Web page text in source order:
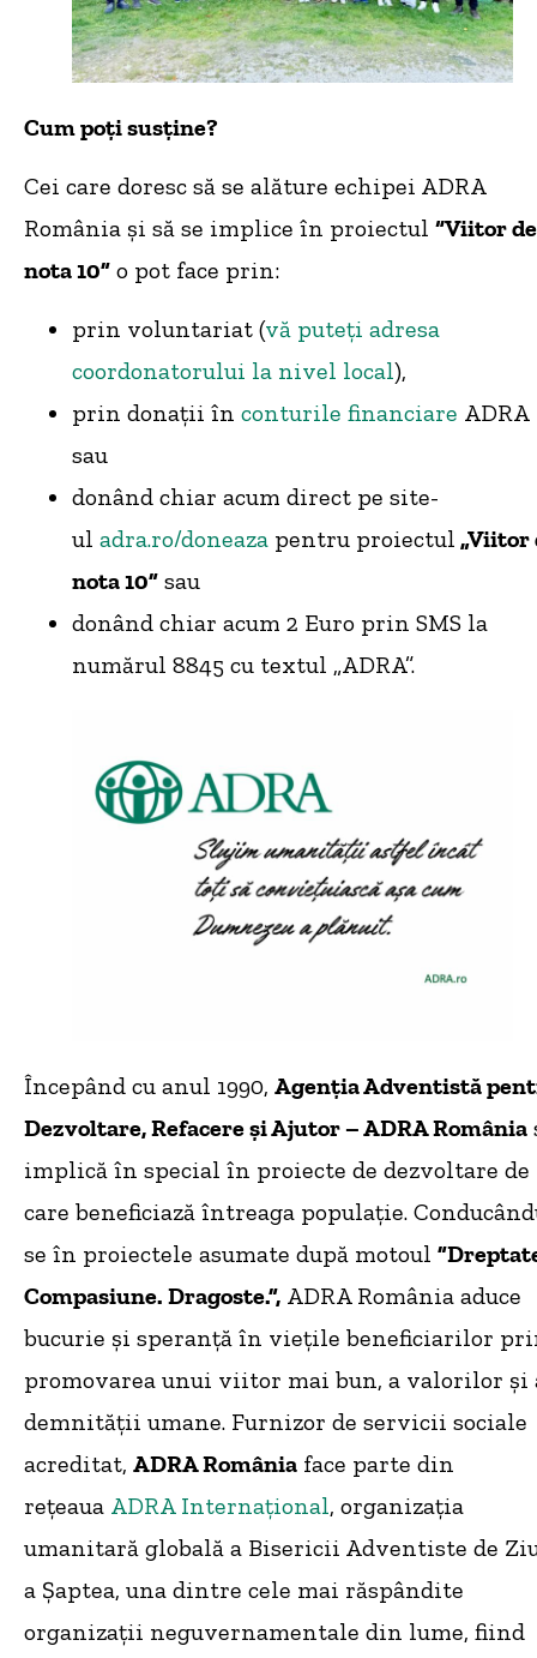
Cum poți susține?
Cei care doresc să se alăture echipei ADRA
România și să se implice în proiectul “Viitor de
nota 10” o pot face prin:
prin voluntariat (vă puteți adresa
coordonatorului la nivel local),
prin donații în conturile financiare ADRA
sau
donând chiar acum direct pe site-
ul adra.ro/doneaza pentru proiectul „Viitor
nota 10” sau
donând chiar acum 2 Euro prin SMS la
numărul 8845 cu textul „ADRA”.
Începând cu anul 1990, Agenţia Adventistă
Dezvoltare, Refacere și Ajutor – ADRA România
implică în special în proiecte de dezvoltare de
care beneficiază întreaga populație.
se în proiectele asumate după motoul
Compasiune. Dragoste.”, ADRA România aduce
bucurie și speranță în viețile beneficiarilor
promovarea unui viitor mai bun, a valorilor și
demnității umane. Furnizor de servicii sociale
acreditat, ADRA România face parte din
rețeaua ADRA Internațional, organizația
umanitară globală a Bisericii Adventiste de
a Șaptea, una dintre cele mai răspândite
organizații neguvernamentale din lume, fiind